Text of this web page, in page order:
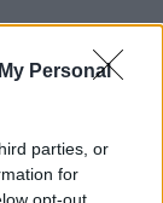
Personal
parties, or
for
opt-out
között